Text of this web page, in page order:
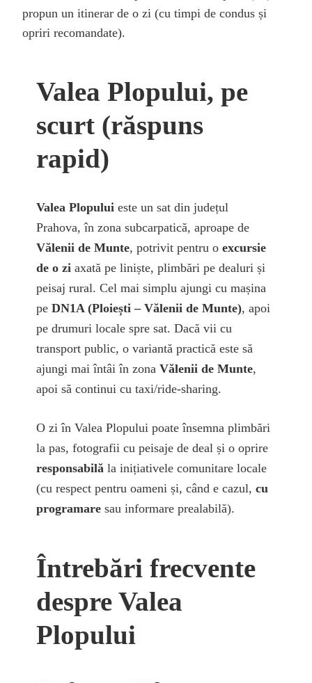
propun un itinerar de o zi (cu timpi de condus și
opriri recomandate).
Valea Plopului, pe
scurt (răspuns
rapid)
Valea Plopului este un sat din județul
Prahova, în zona subcarpatică, aproape de
Vălenii de Munte, potrivit pentru o excursie
de o zi axată pe liniște, plimbări pe dealuri și
peisaj rural. Cel mai simplu ajungi cu mașina
pe DN1A (Ploiești – Vălenii de Munte), apoi
pe drumuri locale spre sat. Dacă vii cu
transport public, o variantă practică este să
ajungi mai întâi în zona Vălenii de Munte,
apoi să continui cu taxi/ride-sharing.
O zi în Valea Plopului poate însemna plimbări
la pas, fotografii cu peisaje de deal și o oprire
responsabilă la inițiativele comunitare locale
(cu respect pentru oameni și, când e cazul, cu
programare sau informare prealabilă).
Întrebări frecvente
despre Valea
Plopului